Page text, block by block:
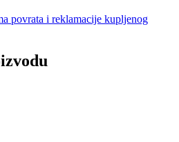
povrata i reklamacije kupljenog